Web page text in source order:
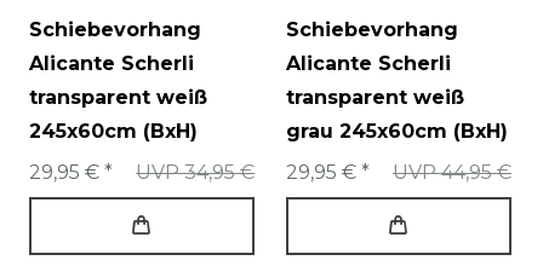
Schiebevorhang
Alicante Scherli
transparent weiß
245x60cm (BxH)
UVP 34,95 €
29,95 € *
Schiebevorhang
Alicante Scherli
transparent weiß
grau 245x60cm (BxH)
UVP 44,95 €
29,95 € *